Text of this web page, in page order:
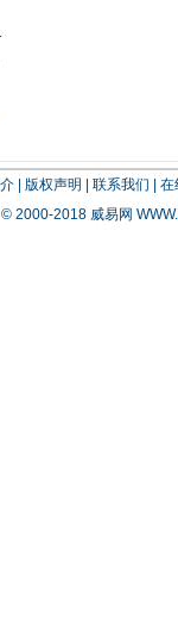
| 版权声明 联系我们
在
2000-2018 威易网 WWW.